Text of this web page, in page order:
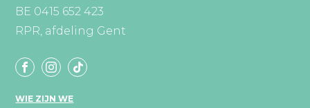
BE 0415 652 423
RPR, afdeling Gent
WIE ZIJN WE